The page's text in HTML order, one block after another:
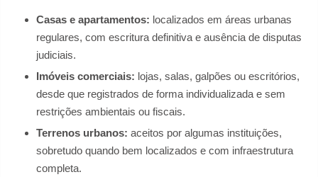
Casas e apartamentos: localizados em áreas urbanas
regulares, com escritura definitiva e ausência de disputas
judiciais.
Imóveis comerciais: lojas, salas, galpões ou escritórios,
desde que registrados de forma individualizada e sem
restrições ambientais ou fiscais.
Terrenos urbanos: aceitos por algumas instituições,
sobretudo quando bem localizados e com infraestrutura
completa.